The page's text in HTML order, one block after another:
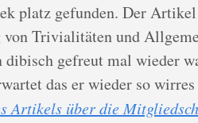
platz gefunden. Der
Trivialitäten und
dibisch gefreut mal wieder
das er wieder so
Artikels über die